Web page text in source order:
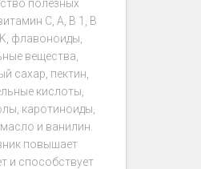
полезных
С, A, B 1, B
флавоноиды,
вещества,
сахар, пектин,
кислоты,
каротиноиды,
и ванилин.
повышает
и способствует